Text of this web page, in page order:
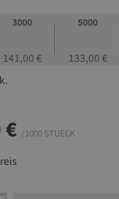
3000
141,00 €
5000
133,00 €
/1000 STUECK